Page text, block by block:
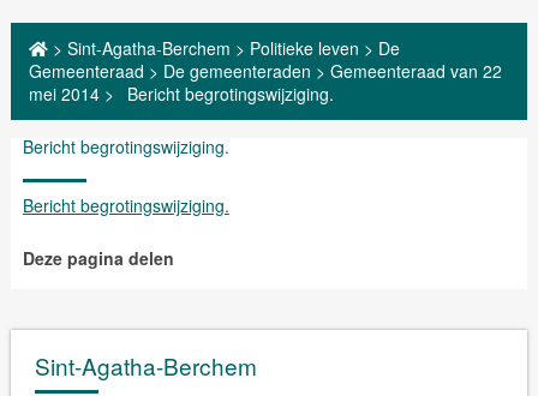
> Sint-Agatha-Berchem > Politieke leven > De
Gemeenteraad > De gemeenteraden > Gemeenteraad van 22
mei 2014> Bericht begrotingswijziging.
Bericht begrotingswijziging.
Bericht begrotingswijziging.
Deze pagina delen
Sint-Agatha-Berchem